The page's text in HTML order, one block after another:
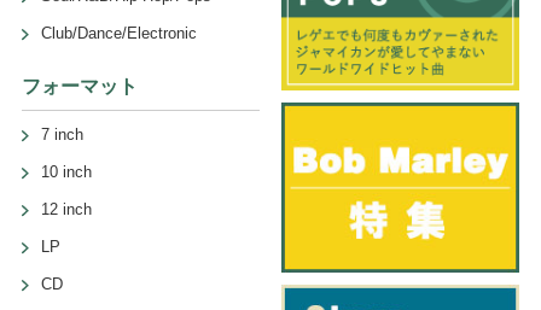
Club/Dance/Electronic
フォーマット
7 inch
10 inch
12 inch
LP
CD